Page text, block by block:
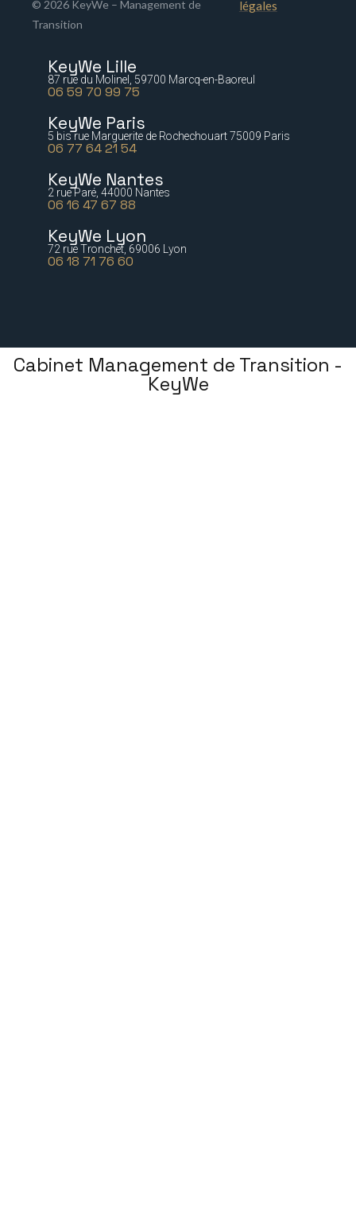
© 2026 KeyWe – Management de
Transition
légales
KeyWe Lille
87 rue du Molinel, 59700 Marcq-en-Baoreul
06 59 70 99 75
KeyWe Paris
5 bis rue Marguerite de Rochechouart 75009 Paris
06 77 64 21 54
KeyWe Nantes
2 rue Paré, 44000 Nantes
06 16 47 67 88
KeyWe Lyon
72 rue Tronchet, 69006 Lyon
06 18 71 76 60
Cabinet Management de Transition -
KeyWe